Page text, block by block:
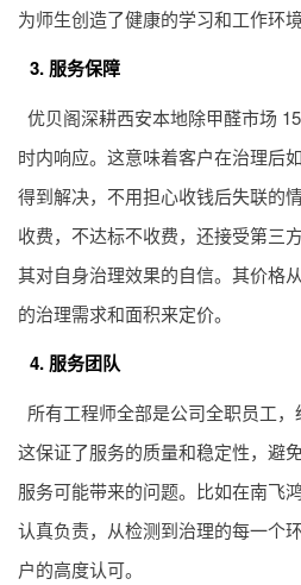
为师生创造了健康的学习和工作环境
3. 服务保障
优贝阁深耕西安本地除甲醛市场
时内响应。这意味着客户在治理后
得到解决，不用担心收钱后失联的
收费，不达标不收费，还接受第三
其对自身治理效果的自信。其价格
的治理需求和面积来定价。
4. 服务团队
所有工程师全部是公司全职员工，
这保证了服务的质量和稳定性，避
服务可能带来的问题。比如在南飞
认真负责，从检测到治理的每一个
户的高度认可。